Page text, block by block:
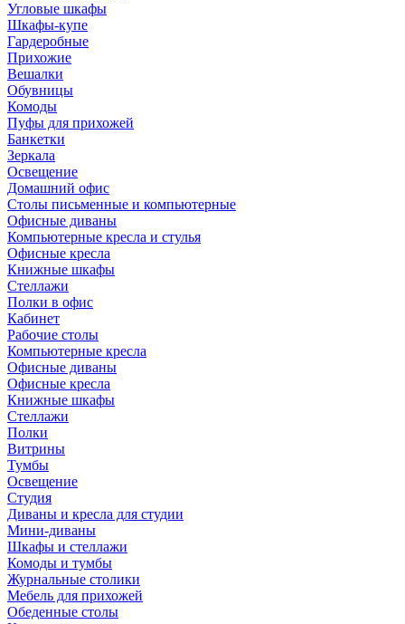
Угловые шкафы
Шкафы-купе
Гардеробные
Прихожие
Вешалки
Обувницы
Комоды
Пуфы для прихожей
Банкетки
Зеркала
Освещение
Домашний офис
Столы письменные и компьютерные
Офисные диваны
Компьютерные кресла и стулья
Офисные кресла
Книжные шкафы
Стеллажи
Полки в офис
Кабинет
Рабочие столы
Компьютерные кресла
Офисные диваны
Офисные кресла
Книжные шкафы
Стеллажи
Полки
Витрины
Тумбы
Освещение
Студия
Диваны и кресла для студии
Мини-диваны
Шкафы и стеллажи
Комоды и тумбы
Журнальные столики
Мебель для прихожей
Обеденные столы